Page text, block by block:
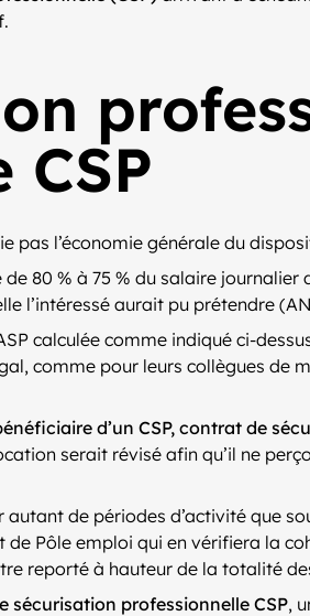
pas l’économie générale du
80 % à 75 % du salaire
l’intéressé aurait pu prétendre
calculée comme indiqué ci-
comme pour leurs collègues de
d’un CSP, contrat de
serait révisé afin qu’il ne
autant de périodes d’activité que
Pôle emploi qui en vérifiera la
reporté à hauteur de la totalité
sécurisation professionnelle CSP,